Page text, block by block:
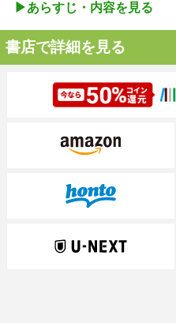
▶︎あらすじ・内容を見る
書店で詳細を見る